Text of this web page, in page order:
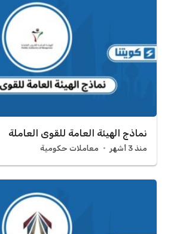
نماذج الهيئة العامة للقوى العاملة
منذ 3 أشهر معاملات حكومية